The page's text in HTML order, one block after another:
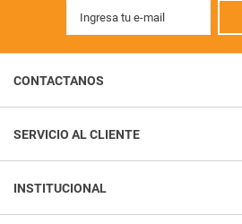
CONTACTANOS
Contacto
Consulta sobre tu pedido
Atención telefónica
+54 9 11 2327-8189
SERVICIO AL CLIENTE
Como comprar
INSTITUCIONAL